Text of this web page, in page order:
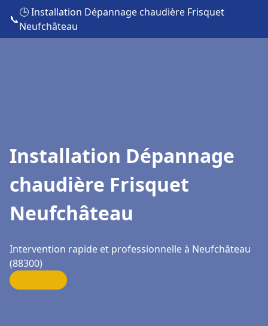
📞
🕒 Installation Dépannage chaudière Frisquet
Neufchâteau
Installation Dépannage
chaudière Frisquet
Neufchâteau
Intervention rapide et professionnelle à Neufchâteau
(88300)